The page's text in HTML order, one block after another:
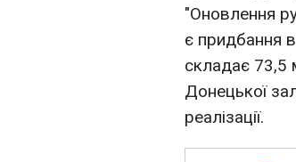
"Оновлення
є придбання
складає 73,5
Донецької
реалізації.